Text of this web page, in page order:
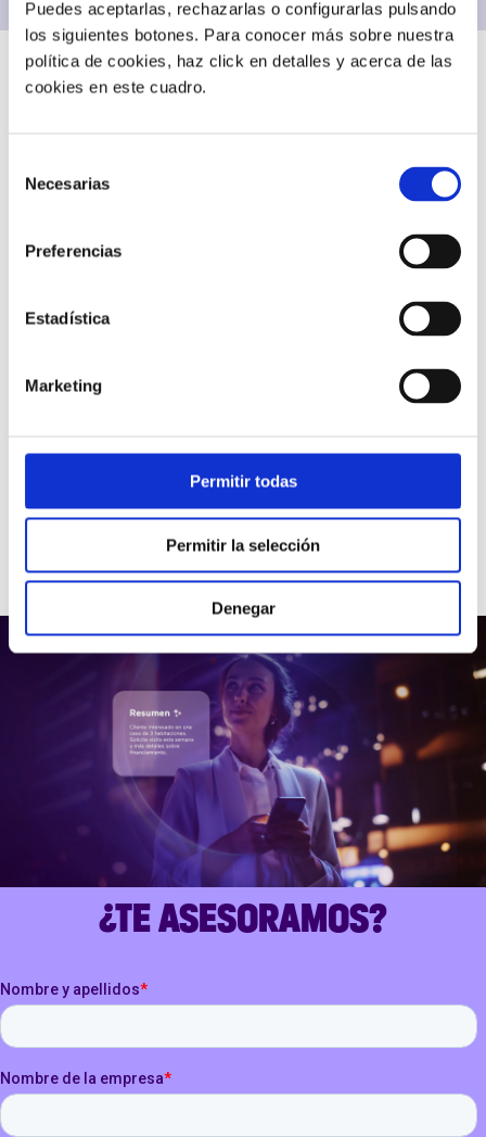
Puedes aceptarlas, rechazarlas o configurarlas pulsando
los siguientes botones. Para conocer más sobre nuestra
política de cookies, haz click en detalles y acerca de las
cookies en este cuadro.
Necesarias
Preferencias
Estadística
Marketing
Permitir todas
Permitir la selección
Denegar
CONECTIVIDAD
Conexiones inteligentes para negocios inteligentes
Numeración
SIP Trunk
Fibra
¿TE ASESORAMOS?